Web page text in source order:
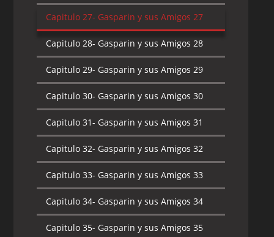
Capitulo 27- Gasparin y sus Amigos 27
Capitulo 28- Gasparin y sus Amigos 28
Capitulo 29- Gasparin y sus Amigos 29
Capitulo 30- Gasparin y sus Amigos 30
Capitulo 31- Gasparin y sus Amigos 31
Capitulo 32- Gasparin y sus Amigos 32
Capitulo 33- Gasparin y sus Amigos 33
Capitulo 34- Gasparin y sus Amigos 34
Capitulo 35- Gasparin y sus Amigos 35